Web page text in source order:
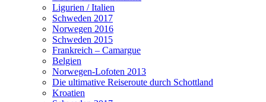
Ligurien / Italien
Schweden 2017
Norwegen 2016
Schweden 2015
Frankreich – Camargue
Belgien
Norwegen-Lofoten 2013
Die ultimative Reiseroute durch Schottland
Kroatien